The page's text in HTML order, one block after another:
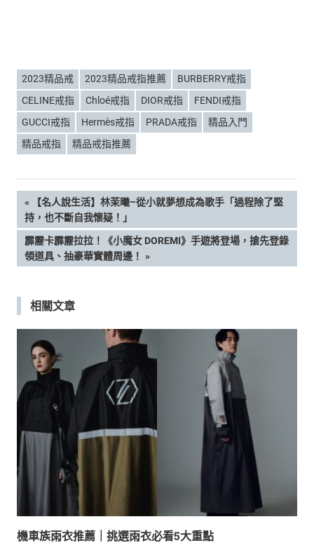
2023精品戒 2023精品戒指推薦
BURBERRY戒指
CELINE戒指
Chloé戒指 DIOR戒指
FENDI戒指
GUCCI戒指
Hermès戒指 PRADA戒指
精品入門
精品戒指
精品戒指推薦
文
章
導
覽
PREVIOUS
POST:
【名人說生活】林茉曦–從小就夢想成為歌手「過程除了堅
持，也不斷自我懷疑！」
NEXT
POST:
霹靂卡霹靂拉拉！《小魔女 DOREMI》手遊將登場，搶先登錄
領道具、抽豪華實體周邊！
相關文章
機車族雨衣推薦｜挑選雨衣必看5大重點